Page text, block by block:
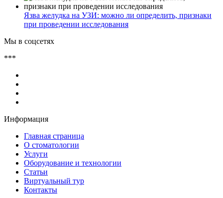
Язва желудка на УЗИ: можно ли определить, признаки
при проведении исследования
Мы в соцсетях
***
Информация
Главная страница
О стоматологии
Услуги
Оборудование и технологии
Статьи
Виртуальный тур
Контакты